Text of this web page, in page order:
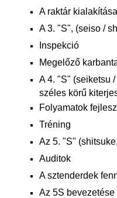
A raktár kialakítása
A 3. "S", (seiso /
Inspekció
Megelőző
A 4. "S" (seiketsu
széles körű
Folyamatok
Tréning
Az 5. "S"
Auditok
A sztenderdek
Az 5S bevezetése